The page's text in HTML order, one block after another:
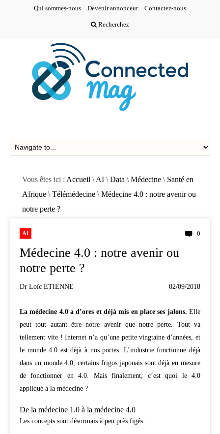
Qui sommes-nous Devenir annonceur Contactez-nous
Recherchez
Vous êtes ici : Accueil \ AI \ Data \ Médecine \ Santé en
Afrique \ Télémédecine \ Médecine 4.0 : notre avenir ou
notre perte ?
AI 0
Médecine 4.0 : notre avenir ou
notre perte ?
Dr Loïc ETIENNE 02/09/2018
La médecine 4.0 a d’ores et déjà mis en place ses jalons. Elle
peut tout autant être notre avenir que notre perte. Tout va
tellement vite ! Internet n’a qu’une petite vingtaine d’années, et
le monde 4.0 est déjà à nos portes. L’industrie fonctionne déjà
dans un monde 4.0, certains frigos japonais sont déjà en mesure
de fonctionner en 4.0. Mais finalement, c’est quoi le 4.0
appliqué à la médecine ?
De la médecine 1.0 à la médecine 4.0
Les concepts sont désormais à peu près figés :